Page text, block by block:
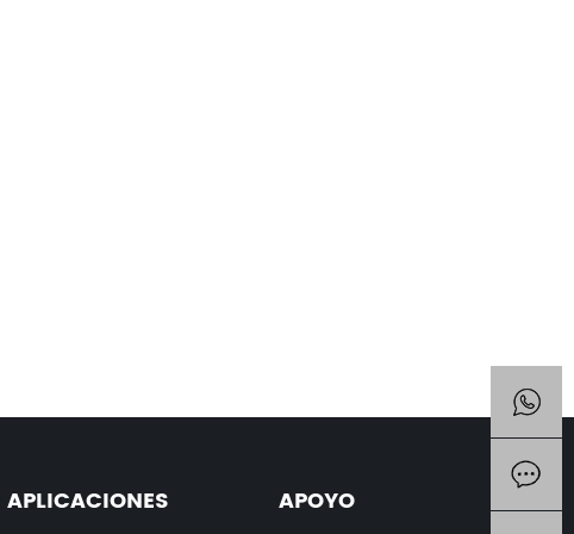
APLICACIONES APOYO